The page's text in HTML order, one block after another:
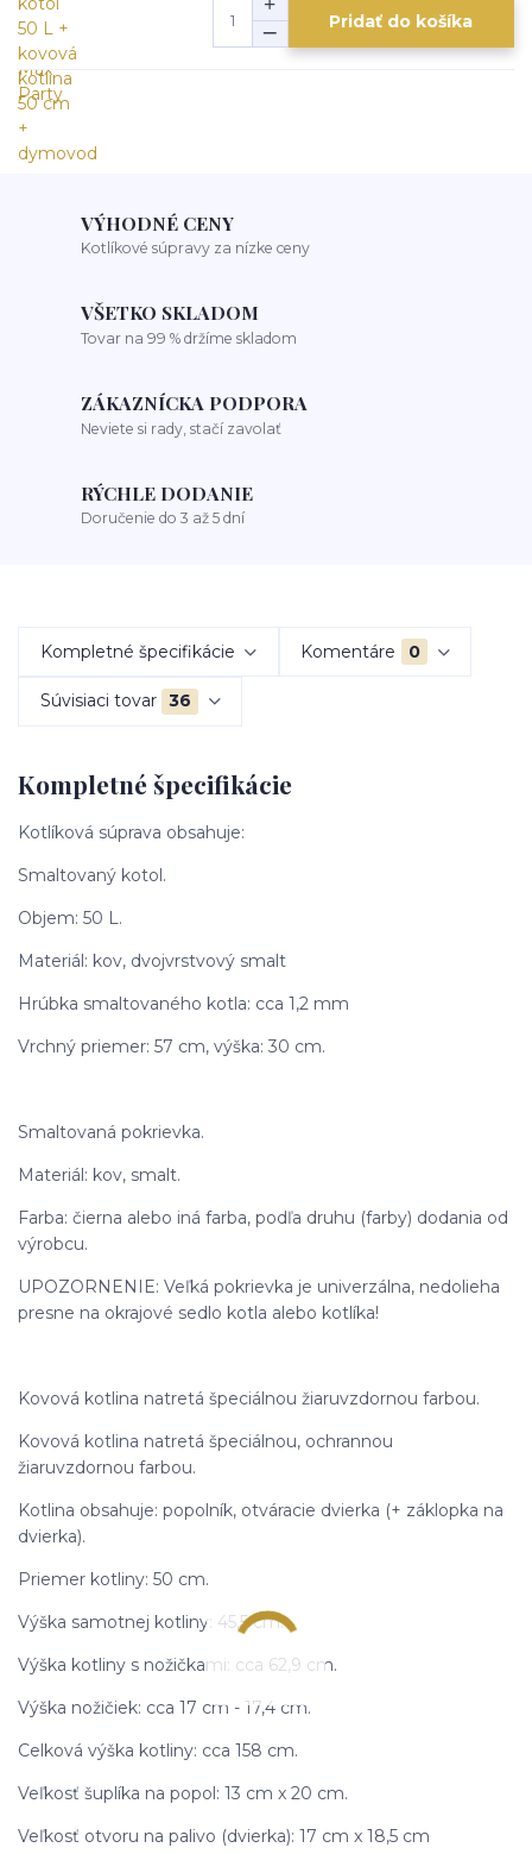
Pridať do košíka
VÝHODNÉ CENY
Kotlíkové súpravy za nízke ceny
VŠETKO SKLADOM
Tovar na 99 % držíme skladom
ZÁKAZNÍCKA PODPORA
Neviete si rady, stačí zavolať
RÝCHLE DODANIE
Doručenie do 3 až 5 dní
Kompletné špecifikácie Komentáre 0
Súvisiaci tovar 36
Kompletné špecifikácie
Kotlíková súprava obsahuje:
Smaltovaný kotol.
Objem: 50 L.
Materiál: kov, dvojvrstvový smalt
Hrúbka smaltovaného kotla: cca 1,2 mm
Vrchný priemer: 57 cm, výška: 30 cm.
Smaltovaná pokrievka.
Materiál: kov, smalt.
Farba: čierna alebo iná farba, podľa druhu (farby) dodania od
výrobcu.
UPOZORNENIE: Veľká pokrievka je univerzálna, nedolieha
presne na okrajové sedlo kotla alebo kotlíka!
Kovová kotlina natretá špeciálnou žiaruvzdornou farbou.
Kovová kotlina natretá špeciálnou, ochrannou
žiaruvzdornou farbou.
Kotlina obsahuje: popolník, otváracie dvierka (+ záklopka na
dvierka).
Priemer kotliny: 50 cm.
Výška samotnej kotliny: 45,5 cm.
Výška kotliny s nožičkami: cca 62,9 cm.
Výška nožičiek: cca 17 cm - 17,4 cm.
Celková výška kotliny: cca 158 cm.
Veľkosť šuplíka na popol: 13 cm x 20 cm.
Veľkosť otvoru na palivo (dvierka): 17 cm x 18,5 cm